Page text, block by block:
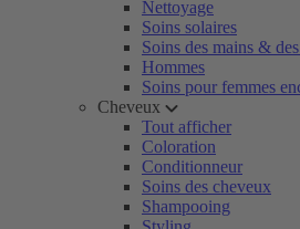
Nettoyage
Soins solaires
Soins des mains &
Hommes
Soins pour femmes
Cheveux
Tout afficher
Coloration
Conditionneur
Soins des cheveux
Shampooing